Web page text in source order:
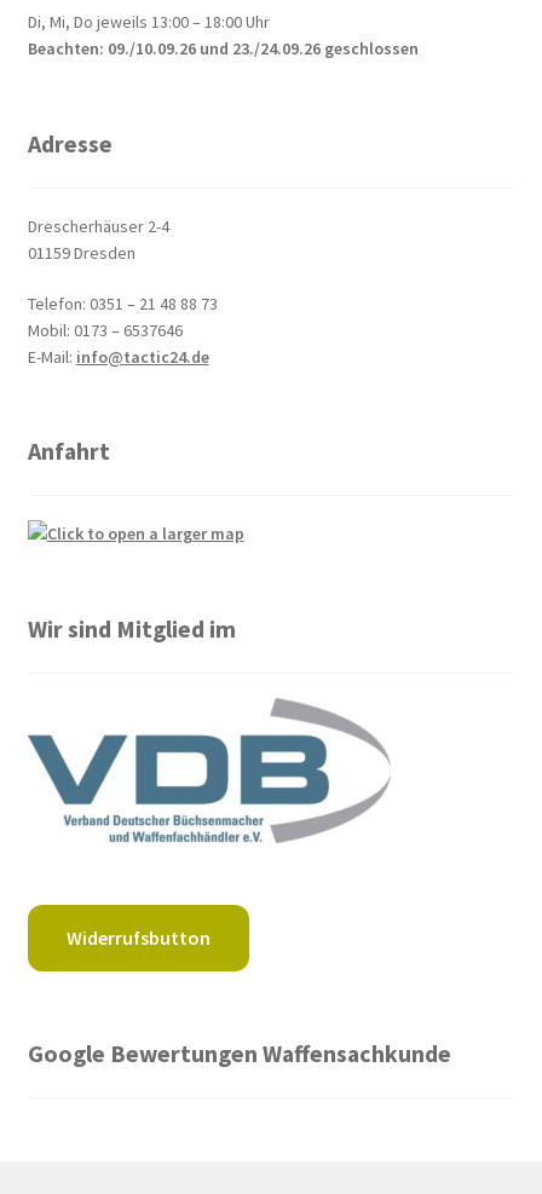
Di, Mi, Do jeweils 13:00 – 18:00 Uhr
Beachten: 09./10.09.26 und 23./24.09.26 geschlossen
Adresse
Drescherhäuser 2-4
01159 Dresden
Telefon: 0351 – 21 48 88 73
Mobil: 0173 – 6537646
E-Mail: info@tactic24.de
Anfahrt
Wir sind Mitglied im
Widerrufsbutton
Google Bewertungen Waffensachkunde